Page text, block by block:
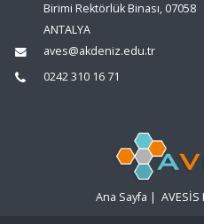
Birimi Rektörlük Binası, 07058
ANTALYA
aves@akdeniz.edu.tr
0242 310 16 71
Ana Sayfa | AVESİS